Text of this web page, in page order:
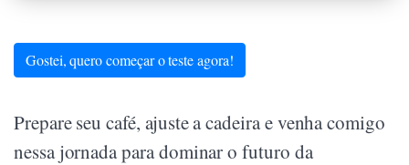
Gostei, quero começar o teste agora!
Prepare seu café, ajuste a cadeira e venha comigo
nessa jornada para dominar o futuro da